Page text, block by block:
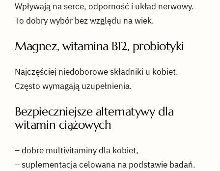
Wpływają na serce, odporność i układ nerwowy.
To dobry wybór bez względu na wiek.
Magnez, witamina B12, probiotyki
Najczęściej niedoborowe składniki u kobiet.
Często wymagają uzupełnienia.
Bezpieczniejsze alternatywy dla
witamin ciążowych
– dobre multivitaminy dla kobiet,
– suplementacja celowana na podstawie badań.